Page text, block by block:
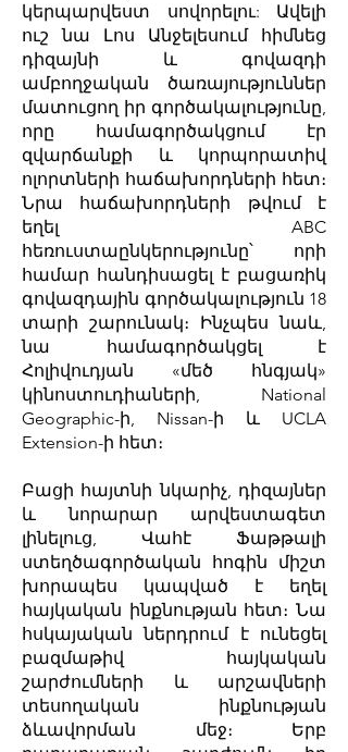
կերպարվեստ սովորելու: Ավելի
ուշ նա Լոս Անջելեսում հիմնեց
դիզայնի և գովազդի
ամբողջական ծառայություններ
մատուցող իր գործակալությունը,
որը համագործակցում էր
զվարճանքի և կորպորատիվ
ոլորտների հաճախորդների հետ։
Նրա հաճախորդների թվում է
եղել ABC
հեռուստաընկերությունը՝ որի
համար հանդիսացել է բացառիկ
գովազդային գործակալություն 18
տարի շարունակ։ Ինչպես նաև,
նա համագործակցել է
Հոլիվուդյան «մեծ հնգյակ»
կինոստուդիաների, National
Geographic-ի, Nissan-ի և UCLA
Extension-ի հետ։
Բացի հայտնի նկարիչ, դիզայներ
և նորարար արվեստագետ
լինելուց, Վահէ Ֆաթթալի
ստեղծագործական հոգին միշտ
խորապես կապված է եղել
հայկական ինքնության հետ։ Նա
հսկայական ներդրում է ունեցել
բազմաթիվ հայկական
շարժումների և արշավների
տեսողական ինքնության
ձևավորման մեջ։ Երբ